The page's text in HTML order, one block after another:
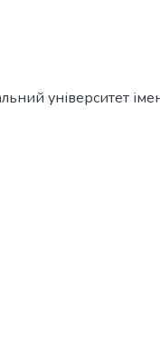
університет